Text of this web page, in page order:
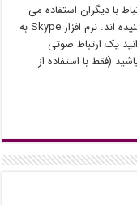
با دیگران استفاده می
کنند حتما تا کنون حداقل نام اسکایپ Skype را شنیده اند. نرم افزار Skype به
یک ارتباط صوتی
(فقط با استفاده از